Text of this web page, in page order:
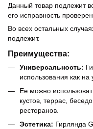
Данный товар подлежит
его исправность
Во всех остальных
подлежит.
Преимущества:
Универсальность:
использования как
Ее можно
кустов, террас,
ресторанов.
Эстетика: Гирлянда